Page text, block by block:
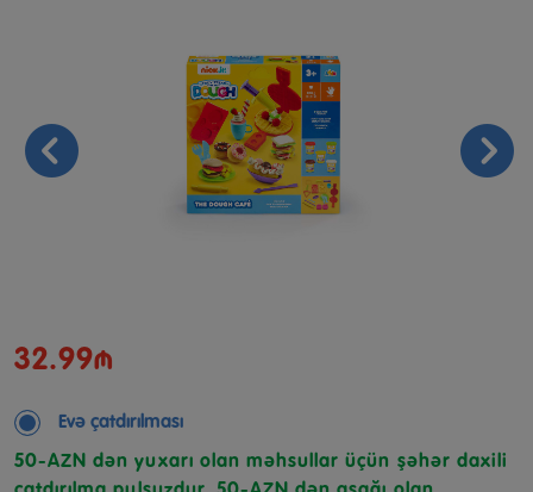
32.99₼
Evə çatdırılması
50-AZN dən yuxarı olan məhsullar üçün şəhər daxili